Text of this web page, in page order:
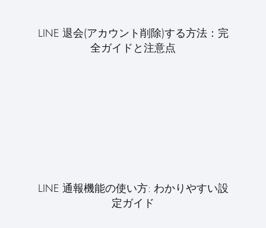
LINE 退会(アカウント削除)する方法：完
全ガイドと注意点
LINE 通報機能の使い方: わかりやすい設
定ガイド